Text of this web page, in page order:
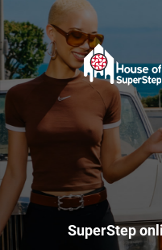
SuperStep